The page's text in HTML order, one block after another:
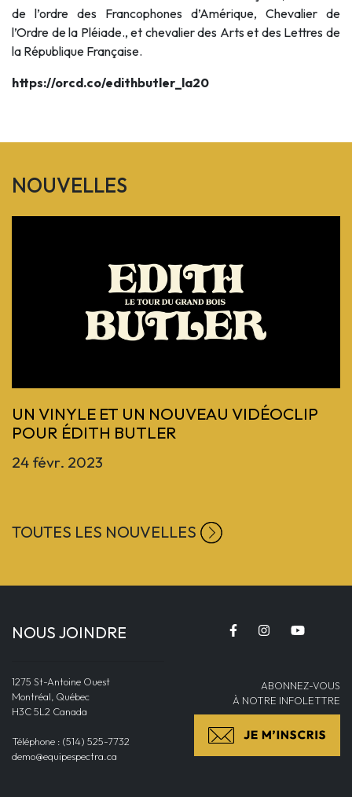
de l’ordre des Francophones d’Amérique, Chevalier de
l’Ordre de la Pléiade., et chevalier des Arts et des Lettres de
la République Française.
https://orcd.co/edithbutler_la20
NOUVELLES
UN VINYLE ET UN NOUVEAU VIDÉOCLIP
POUR ÉDITH BUTLER
24 févr. 2023
TOUTES LES NOUVELLES
NOUS JOINDRE
1275 St-Antoine Ouest
Montréal, Québec
H3C 5L2 Canada
Téléphone : (514) 525-7732
demo@equipespectra.ca
ABONNEZ-VOUS
À NOTRE INFOLETTRE